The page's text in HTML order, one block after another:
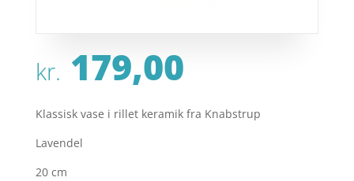
kr. 179,00
Klassisk vase i rillet keramik fra Knabstrup
Lavendel
20 cm